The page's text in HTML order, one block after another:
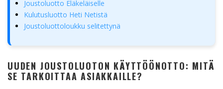
Joustoluotto Eläkeläiselle
Kulutusluotto Heti Netistä
Joustoluottoloukku selitettynä
UUDEN JOUSTOLUOTON KÄYTTÖÖNOTTO: MITÄ
SE TARKOITTAA ASIAKKAILLE?